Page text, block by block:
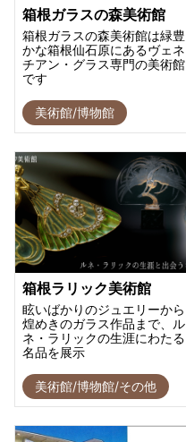
箱根ガラスの森美術館
箱根ガラスの森美術館は緑豊
かな箱根仙石原にあるヴェネ
チアン・グラス専門の美術館
です
美術館/博物館
箱根ラリック美術館
眩いばかりのジュエリーから
煌めきのガラス作品まで、ル
ネ・ラリックの生涯にわたる
名品を展示
美術館/博物館/その他